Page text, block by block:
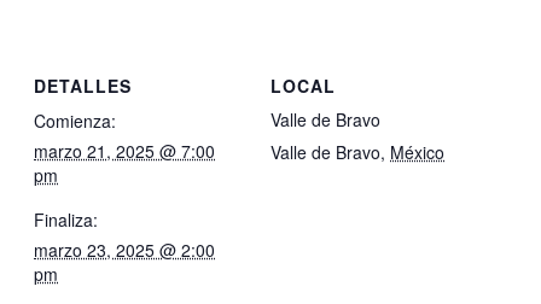
DETALLES
Comienza:
marzo 21, 2025 @ 7:00
pm
Finaliza:
marzo 23, 2025 @ 2:00
pm
LOCAL
Valle de Bravo
Valle de Bravo, México